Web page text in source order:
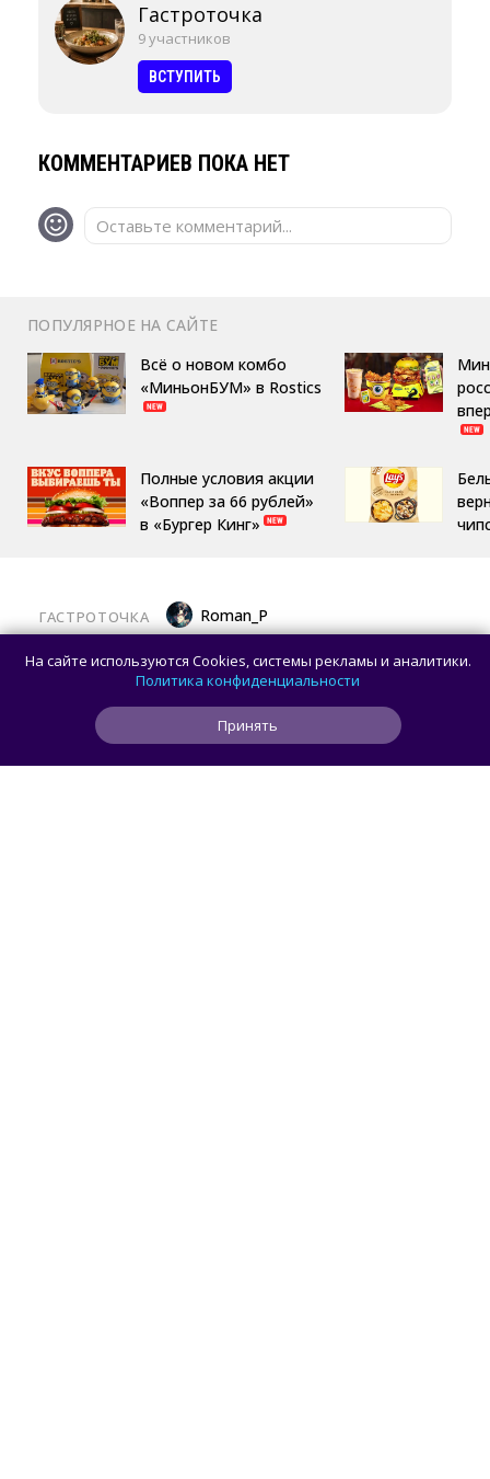
Гастроточка
9 участников
ВСТУПИТЬ
КОММЕНТАРИЕВ ПОКА НЕТ
Оставьте комментарий...
ПОПУЛЯРНОЕ НА САЙТЕ
Всё о новом комбо
«МиньонБУМ» в Rostics
Полные условия акции
«Воппер за 66 рублей»
в «Бургер Кинг»
ГАСТРОТОЧКА Roman_P
Латте «Золотой ключик» и торт «Москва»
теперь можно попробовать на ВДНХ
На сайте используются Cookies, системы рекламы и аналитики.
Политика конфиденциальности
Принять